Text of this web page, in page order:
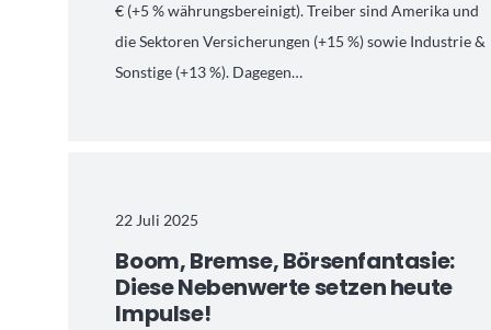
€ (+5 % währungsbereinigt). Treiber sind Amerika und
die Sektoren Versicherungen (+15 %) sowie Industrie &
Sonstige (+13 %). Dagegen…
22 Juli 2025
Boom, Bremse, Börsenfantasie:
Diese Nebenwerte setzen heute
Impulse!